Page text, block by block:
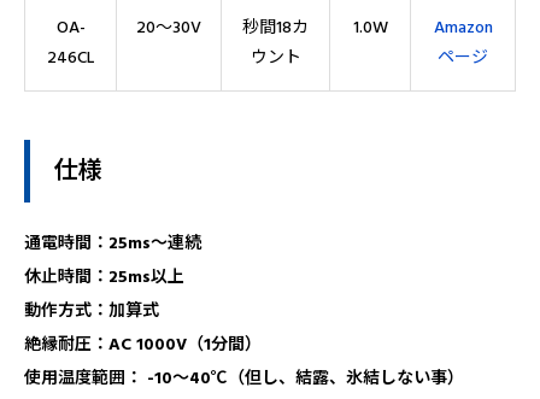
OA-
246CL
20～30V
秒間18カ
ウント
1.0W
Amazon
ページ
仕様
通電時間：25ms～連続
休止時間：25ms以上
動作方式：加算式
絶縁耐圧：AC 1000V（1分間）
使用温度範囲： -10～40℃（但し、結露、氷結しない事）